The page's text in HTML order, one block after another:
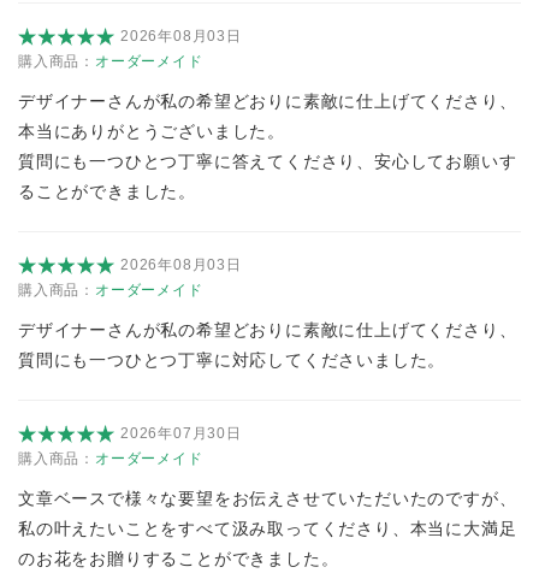
2026年08月03日
購入商品： オーダーメイド
デザイナーさんが私の希望どおりに素敵に仕上げてくださり、
本当にありがとうございました。
質問にも一つひとつ丁寧に答えてくださり、安心してお願いす
ることができました。
2026年08月03日
購入商品： オーダーメイド
デザイナーさんが私の希望どおりに素敵に仕上げてくださり、
質問にも一つひとつ丁寧に対応してくださいました。
2026年07月30日
購入商品： オーダーメイド
文章ベースで様々な要望をお伝えさせていただいたのですが、
私の叶えたいことをすべて汲み取ってくださり、本当に大満足
のお花をお贈りすることができました。